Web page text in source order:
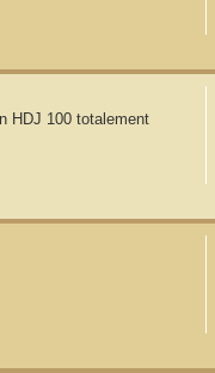
HDJ 100 totalement